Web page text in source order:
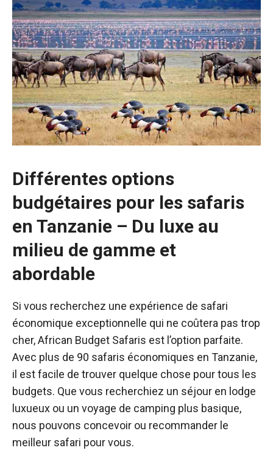
Différentes options
budgétaires pour les safaris
en Tanzanie – Du luxe au
milieu de gamme et
abordable
Si vous recherchez une expérience de safari
économique exceptionnelle qui ne coûtera pas trop
cher, African Budget Safaris est l’option parfaite.
Avec plus de 90 safaris économiques en Tanzanie,
il est facile de trouver quelque chose pour tous les
budgets. Que vous recherchiez un séjour en lodge
luxueux ou un voyage de camping plus basique,
nous pouvons concevoir ou recommander le
meilleur safari pour vous.